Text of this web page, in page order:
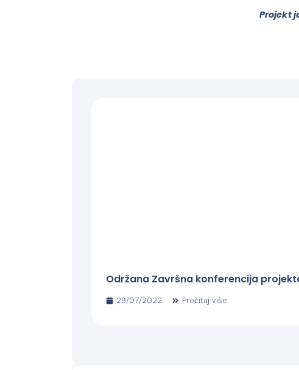
Projekt
Održana Završna konferencija
29/07/2022 Pročitaj više.